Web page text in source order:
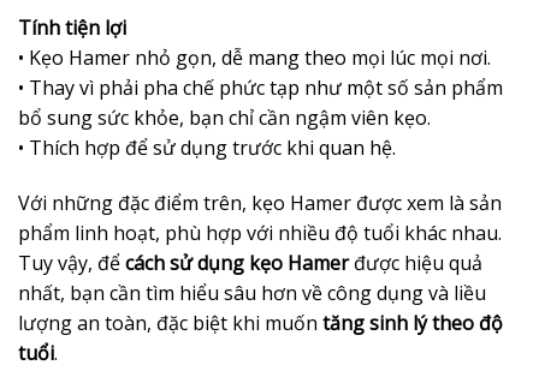
Tính tiện lợi
• Kẹo Hamer nhỏ gọn, dễ mang theo mọi lúc mọi nơi.
• Thay vì phải pha chế phức tạp như một số sản phẩm
bổ sung sức khỏe, bạn chỉ cần ngậm viên kẹo.
• Thích hợp để sử dụng trước khi quan hệ.
Với những đặc điểm trên, kẹo Hamer được xem là sản
phẩm linh hoạt, phù hợp với nhiều độ tuổi khác nhau.
Tuy vậy, đểcách sử dụng kẹo Hamerđược hiệu quả
nhất, bạn cần tìm hiểu sâu hơn về công dụng và liều
lượng an toàn, đặc biệt khi muốn tăng sinh lý theo độ
tuổi.